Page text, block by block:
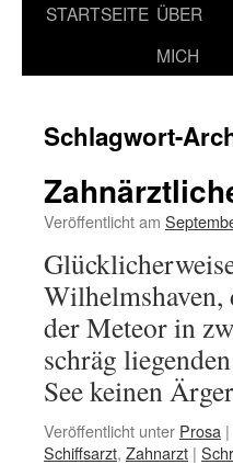
STARTSEITE ÜBER
MICH
Schlagwort-
Veröffentlicht am
Wilhelmshaven,
der Meteor in
schräg
See keinen
Veröffentlicht unter Prosa |
Schiffsarzt, Zahnarzt |